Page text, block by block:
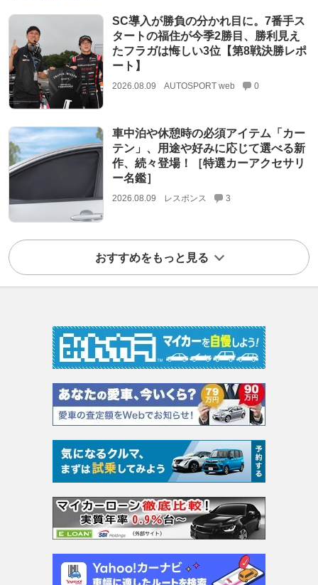
SC導入が勝負の分かれ目に。7番手ス
タートの福住が今季2勝目、勝利見え
たフラガは悔しい3位【第8戦決勝レポ
ート】
2026.08.09 AUTOSPORT web 0
車中泊や休憩時の必須アイテム「カー
テン」、用途や好みに応じて選べる新
作、続々登場！［特選カーアクセサリ
ー名鑑］
2026.08.09 レスポンス 3
おすすめをもっと見る